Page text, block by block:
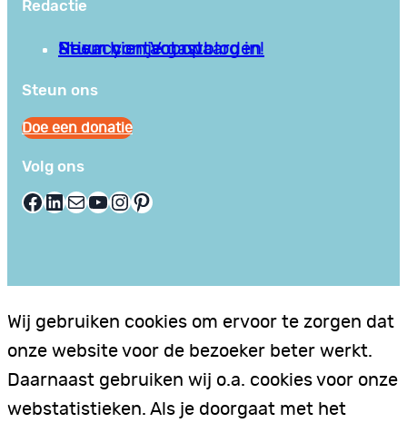
Redactie
Privacy en Voorwaarden
Stuur hier je gastblog in!
Neem contact op
Steun ons
Doe een donatie
Volg ons
Facebook LinkedIn E-mail YouTube InstagramPinterest
Wij gebruiken cookies om ervoor te zorgen dat
onze website voor de bezoeker beter werkt.
Daarnaast gebruiken wij o.a. cookies voor onze
webstatistieken. Als je doorgaat met het